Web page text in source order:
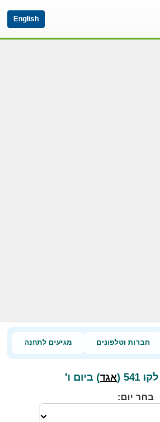
English
חברות וטלפונים מגיעים לתחנה
( אגד) ביום ו'
בחר יום: